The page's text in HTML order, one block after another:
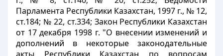
Парламента Республики Казахстан, 1997 г., № 12,
ст.184; № 22, ст.334; Закон Республики Казахстан
от 17 декабря 1998 г. "О внесении изменений и
дополнений в некоторые законодательные